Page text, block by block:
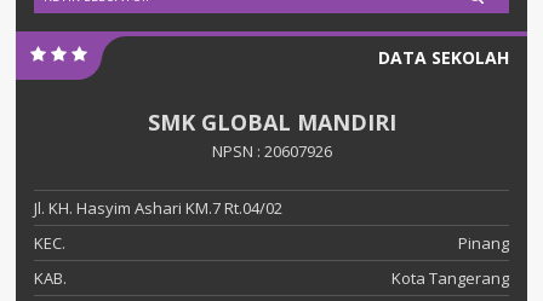
DATA SEKOLAH
SMK GLOBAL MANDIRI
NPSN : 20607926
Jl. KH. Hasyim Ashari KM.7 Rt.04/02
KEC.
Pinang
KAB.
Kota Tangerang